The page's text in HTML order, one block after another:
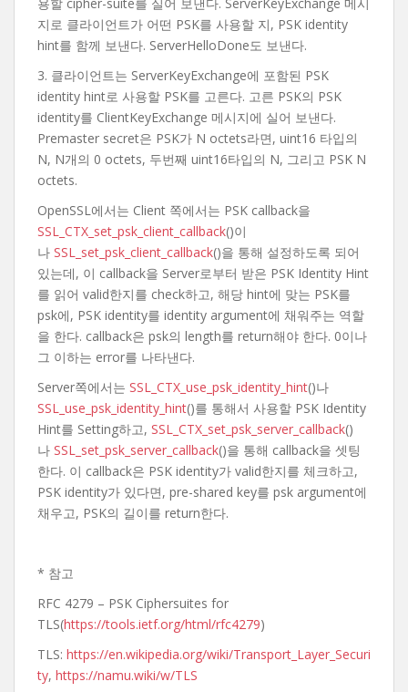
지로 클라이언트가 어떤 PSK를 사용할 지, PSK identity
hint를 함께 보낸다. ServerHelloDone도 보낸다.
3. 클라이언트는 ServerKeyExchange에 포함된 PSK
identity hint로 사용할 PSK를 고른다. 고른 PSK의 PSK
identity를 ClientKeyExchange 메시지에 실어 보낸다.
Premaster secret은 PSK가 N octets라면, uint16 타입의
N, N개의 0 octets, 두번째 uint16타입의 N, 그리고 PSK N
octets.
OpenSSL에서는 Client 쪽에서는 PSK callback을
SSL_CTX_set_psk_client_callback()이
나 SSL_set_psk_client_callback()을 통해 설정하도록 되어
있는데, 이 callback을 Server로부터 받은 PSK Identity Hint
를 읽어 valid한지를 check하고, 해당 hint에 맞는 PSK를
psk에, PSK identity를 identity argument에 채워주는 역할
을 한다. callback은 psk의 length를 return해야 한다. 0이나
그 이하는 error를 나타낸다.
Server쪽에서는 SSL_CTX_use_psk_identity_hint()나
SSL_use_psk_identity_hint()를 통해서 사용할 PSK Identity
Hint를 Setting하고, SSL_CTX_set_psk_server_callback()
나 SSL_set_psk_server_callback()을 통해 callback을 셋팅
한다. 이 callback은 PSK identity가 valid한지를 체크하고,
PSK identity가 있다면, pre-shared key를 psk argument에
채우고, PSK의 길이를 return한다.
* 참고
RFC 4279 – PSK Ciphersuites for
TLS(https://tools.ietf.org/html/rfc4279)
TLS: https://en.wikipedia.org/wiki/Transport_Layer_Securi
ty, https://namu.wiki/w/TLS